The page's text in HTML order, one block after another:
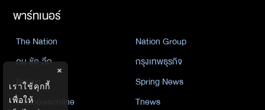
พาร์ทเนอร์
The Nation
Nation Group
คม ชัด ลึก
กรุงเทพธุรกิจ
Nation
Spring News
Thainewsonline
Tnews
×
เราใช้คุกกี้
เพื่อให้